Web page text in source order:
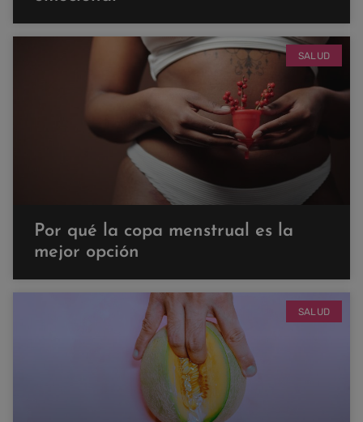
SALUD
Por qué la copa menstrual es la
mejor opción
SALUD